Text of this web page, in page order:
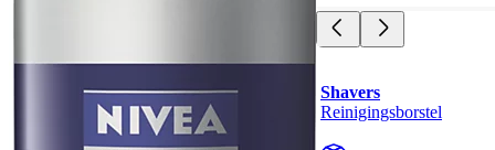
Shavers
Reinigingsborstel